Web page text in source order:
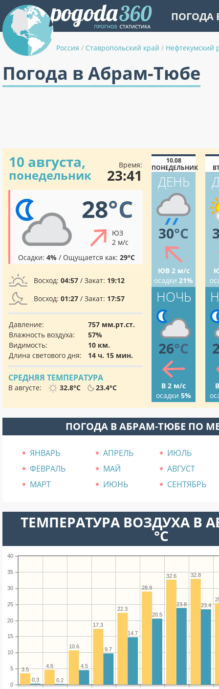
ПОГОДА
Россия / Ставропольский край / Нефтекумский
Погода в Абрам-Тюбе
10 августа,
понедельник
Время:
23:41
28°C
ЮЗ
2 м/с
Осадки: 4% / Ощущается как: 29°C
Восход: 04:57 / Закат: 19:12
Восход: 01:27 / Закат: 17:57
Давление:
757 мм.рт.ст.
Влажность воздуха:
57%
Видимость:
10 км.
Длина светового дня:
14 ч. 15 мин.
СРЕДНЯЯ ТЕМПЕРАТУРА
В августе: 32.8°C 23.4°C
10.08
ПОНЕДЕЛЬНИК
ДЕНЬ
30°C
ЮВ 2 м/с
осадки 21%
НОЧЬ
26°C
В 2 м/с
осадки 5%
ПОГОДА В АБРАМ-ТЮБЕ ПО
ЯНВАРЬ АПРЕЛЬ
ИЮЛЬ
ФЕВРАЛЬ
МАЙ
АВГУСТ
МАРТ
ИЮНЬ СЕНТЯБРЬ
ТЕМПЕРАТУРА ВОЗДУХА В
°C
0
5
10
15
20
25
30
35
40
32.8
32.6
28.9
22.3
17.3
10.6
4.6
3.5
23.4
23.8
20.5
14.7
9.7
4.5
0.2
0.3